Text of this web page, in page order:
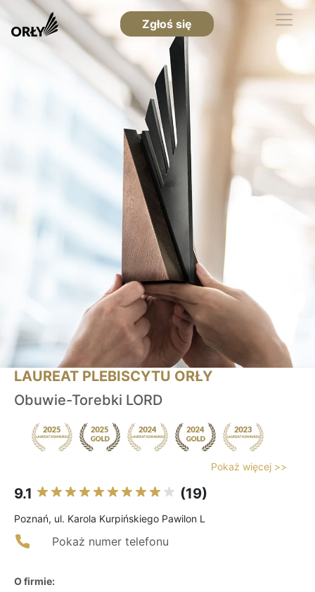
Zgłoś się
LAUREAT PLEBISCYTU ORŁY
Obuwie-Torebki LORD
Pokaż więcej >>
9.1 (19)
Poznań, ul. Karola Kurpińskiego Pawilon L
Pokaż numer telefonu
O firmie: